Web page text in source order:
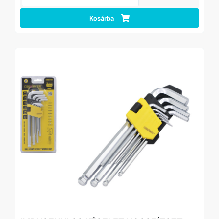
megbízhatóságért
Nagyméretű, 500mm-es befogási kapacitás
Ergonomikus, csúszásmentes TPR markolat
fúrás és szerelési feladatok során.
Technikai adatok
Típus: „F” szorító
Anyaga: Öntöttvas váz
Markolat: TPR (ergonomikus, csúszásmentes)
Méret: 120x500mm
Tanúsítvány: TÜV/GS
Csomagolás: Akasztókártya (Hangtag)
Kosárba